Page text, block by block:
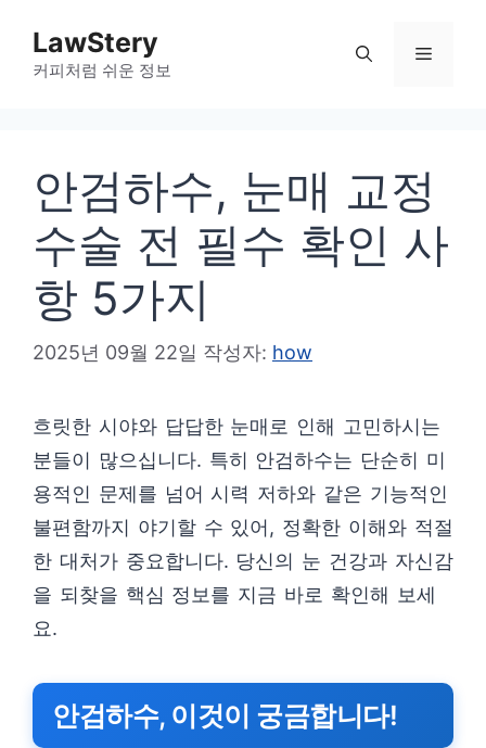
LawStery
커피처럼 쉬운 정보
메
안검하수, 눈매 교정
수술 전 필수 확인 사
항 5가지
2025년 09월 22일 작성자: how
흐릿한 시야와 답답한 눈매로 인해 고민하시는
분들이 많으십니다. 특히 안검하수는 단순히 미
용적인 문제를 넘어 시력 저하와 같은 기능적인
불편함까지 야기할 수 있어, 정확한 이해와 적절
한 대처가 중요합니다. 당신의 눈 건강과 자신감
을 되찾을 핵심 정보를 지금 바로 확인해 보세
요.
안검하수, 이것이 궁금합니다!